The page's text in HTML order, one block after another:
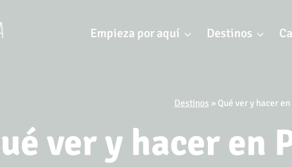
Empieza por aquí Destinos
Destinos » Qué ver y hacer
ver y hacer en